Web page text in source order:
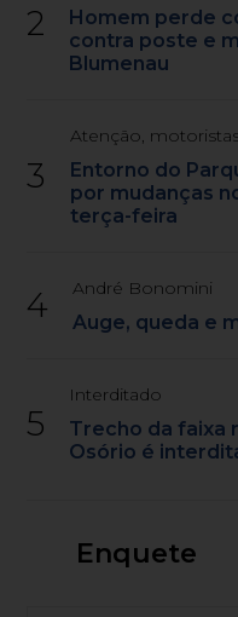
2
Homem perde
contra poste e
Blumenau
3
Atenção,
Entorno do
por mudanças
terça-feira
4 André Bonomini
Auge, queda e
5
Interditado
Trecho da faixa
Osório é
Enquete